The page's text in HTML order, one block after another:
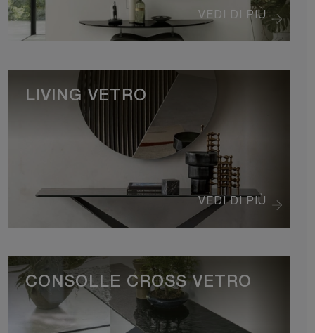
VEDI DI PIÙ
VEDI DI PIÙ
LIVING VETRO
CONSOLLE CROSS VETRO